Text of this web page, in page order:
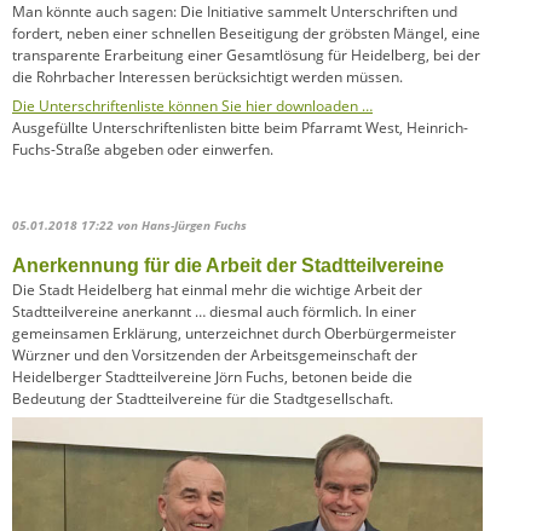
Man könnte auch sagen: Die Initiative sammelt Unterschriften und
fordert, neben einer schnellen Beseitigung der gröbsten Mängel, eine
transparente Erarbeitung einer Gesamtlösung für Heidelberg, bei der
die Rohrbacher Interessen berücksichtigt werden müssen.
Die Unterschriftenliste können Sie hier downloaden …
Ausgefüllte Unterschriftenlisten bitte beim Pfarramt West, Heinrich-
Fuchs-Straße abgeben oder einwerfen.
05.01.2018 17:22 von Hans-Jürgen Fuchs
Anerkennung für die Arbeit der Stadtteilvereine
Die Stadt Heidelberg hat einmal mehr die wichtige Arbeit der
Stadtteilvereine anerkannt … diesmal auch förmlich. In einer
gemeinsamen Erklärung, unterzeichnet durch Oberbürgermeister
Würzner und den Vorsitzenden der Arbeitsgemeinschaft der
Heidelberger Stadtteilvereine Jörn Fuchs, betonen beide die
Bedeutung der Stadtteilvereine für die Stadtgesellschaft.